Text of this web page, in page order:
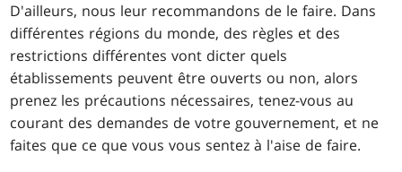
D'ailleurs, nous leur recommandons de le faire. Dans
différentes régions du monde, des règles et des
restrictions différentes vont dicter quels
établissements peuvent être ouverts ou non, alors
prenez les précautions nécessaires, tenez-vous au
courant des demandes de votre gouvernement, et ne
faites que ce que vous vous sentez à l'aise de faire.